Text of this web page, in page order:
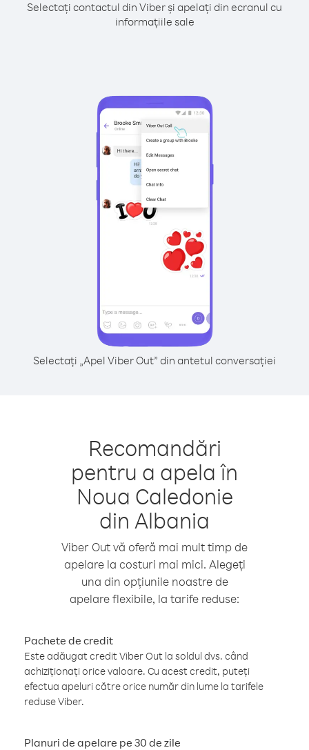
Selectați contactul din Viber și apelați din ecranul cu
informațiile sale
Selectați „Apel Viber Out” din antetul conversației
Recomandări
pentru a apela în
Noua Caledonie
din Albania
Viber Out vă oferă mai mult timp de
apelare la costuri mai mici. Alegeți
una din opțiunile noastre de
apelare flexibile, la tarife reduse:
Pachete de credit
Este adăugat credit Viber Out la soldul dvs. când
achiziționați orice valoare. Cu acest credit, puteți
efectua apeluri către orice număr din lume la tarifele
reduse Viber.
Planuri de apelare pe 30 de zile